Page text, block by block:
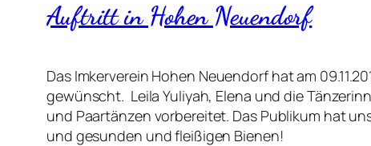
Auftritt in Hohen Neuendorf
Das Imkerverein Hohen Neuendorf hat am
gewünscht. Leila Yuliyah, Elena und die
und Paartänzen vorbereitet. Das Publikum hat
und gesunden und fleißigen Bienen!